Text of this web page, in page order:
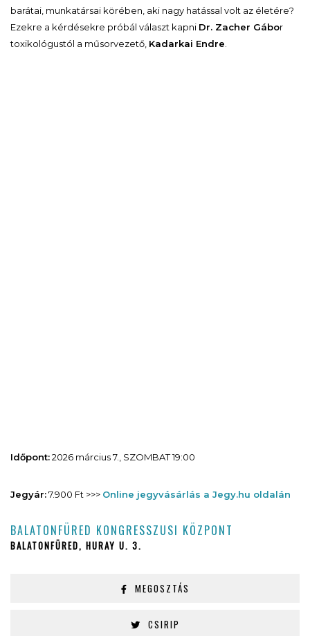
barátai, munkatársai körében, aki nagy hatással volt az életére?
Ezekre a kérdésekre próbál választ kapni Dr. Zacher Gábor
toxikológustól a műsorvezető, Kadarkai Endre
Időpont:2026 március 7., SZOMBAT 19:00
Jegyár:7.900 Ft >>> Online jegyvásárlás a Jegy.hu oldalán
BALATONFÜRED KONGRESSZUSI KÖZPONT
BALATONFÜRED, HURAY U. 3.
MEGOSZTÁS
CSIRIP